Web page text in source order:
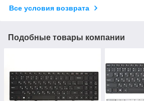
Все условия возврата
Подобные товары компании